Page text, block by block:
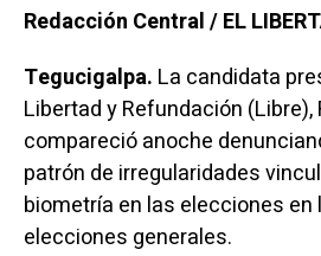
Redacción Central / EL
Tegucigalpa. La candidata
Libertad y Refundación (Libre),
compareció anoche
patrón de irregularidades
biometría en las elecciones
elecciones generales.